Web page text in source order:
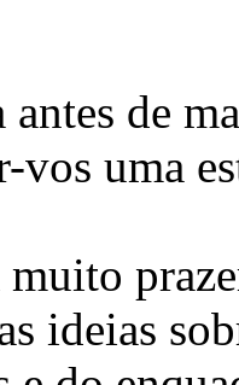
antes de
vos uma
ideias